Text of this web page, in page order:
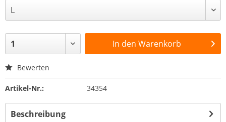
In den Warenkorb
Bewerten
Artikel-Nr.: 34354
Beschreibung